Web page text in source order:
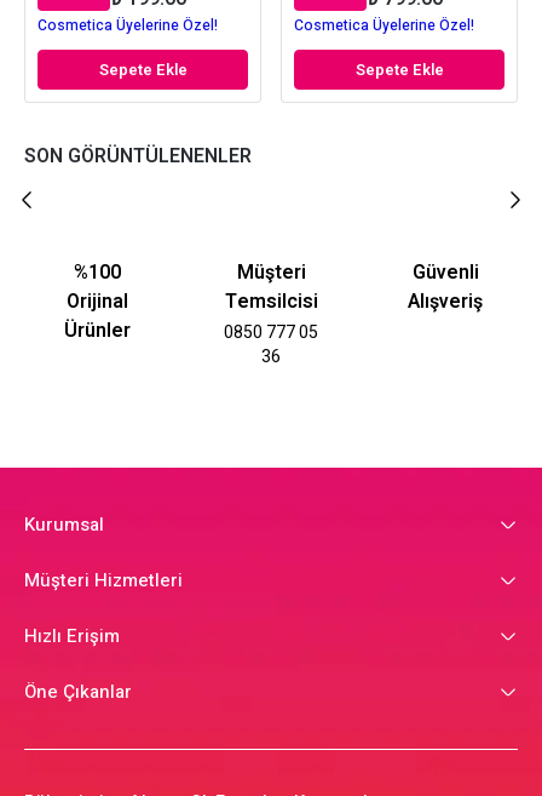
Cosmetica Üyelerine Özel!
Sepete Ekle
Cosmetica Üyelerine Özel!
Sepete Ekle
SON GÖRÜNTÜLENENLER
%100
Orijinal
Ürünler
Müşteri
Temsilcisi
0850 777 05
36
Güvenli
Alışveriş
Kurumsal
Müşteri Hizmetleri
Hızlı Erişim
Öne Çıkanlar